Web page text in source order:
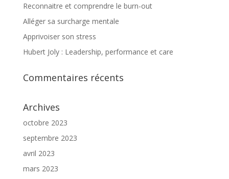
Reconnaitre et comprendre le burn-out
Alléger sa surcharge mentale
Apprivoiser son stress
Hubert Joly : Leadership, performance et care
Commentaires récents
Archives
octobre 2023
septembre 2023
avril 2023
mars 2023